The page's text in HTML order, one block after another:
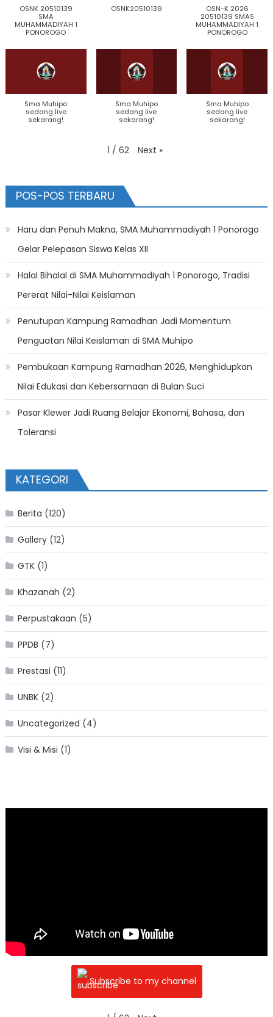
OSNK 20510139
SMA
MUHAMMADIYAH 1
PONOROGO
OSNK20510139
OSN-K 2026
20510139 SMAS
MUHAMMADIYAH 1
PONOROGO
Sma Muhipo
sedang live
sekarang!
Sma Muhipo
sedang live
sekarang!
Sma Muhipo
sedang live
sekarang!
1 / 62 Next »
POS-POS TERBARU
Haru dan Penuh Makna, SMA Muhammadiyah 1 Ponorogo
Gelar Pelepasan Siswa Kelas XII
Halal Bihalal di SMA Muhammadiyah 1 Ponorogo, Tradisi
Pererat Nilai-Nilai Keislaman
Penutupan Kampung Ramadhan Jadi Momentum
Penguatan Nilai Keislaman di SMA Muhipo
Pembukaan Kampung Ramadhan 2026, Menghidupkan
Nilai Edukasi dan Kebersamaan di Bulan Suci
Pasar Klewer Jadi Ruang Belajar Ekonomi, Bahasa, dan
Toleransi
KATEGORI
Berita (120)
Gallery(12)
GTK(1)
Khazanah (2)
Perpustakaan (5)
PPDB (7)
Prestasi (11)
UNBK(2)
Uncategorized (4)
Visi & Misi (1)
Subscribe to my channel